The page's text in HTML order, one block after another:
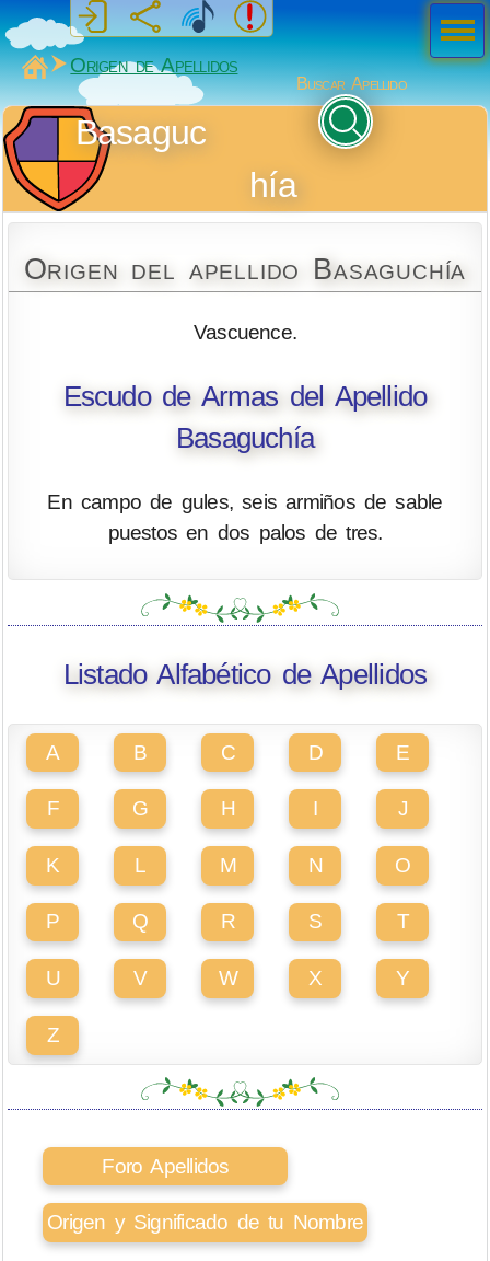
MiSabueso
Origen de Apellidos
Buscar Apellido
Basaguc
hía
Origen del apellido Basaguchía
Vascuence.
Escudo de Armas del Apellido
Basaguchía
En campo de gules, seis armiños de sable
puestos en dos palos de tres.
Listado Alfabético de Apellidos
A B C D E
F G H I J
K L M N O
P Q R S T
U V W X Y
Z
Foro Apellidos
Origen y Significado de tu Nombre
Men
ú